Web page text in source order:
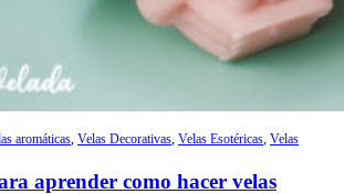
aromáticas, Velas Decorativas, Velas Esotéricas, Velas
aprender como hacer velas